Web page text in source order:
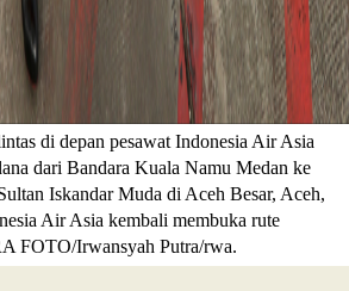
di depan pesawat Indonesia Air Asia
dari Bandara Kuala Namu Medan ke
Iskandar Muda di Aceh Besar, Aceh,
Air Asia kembali membuka rute
FOTO/Irwansyah Putra/rwa.